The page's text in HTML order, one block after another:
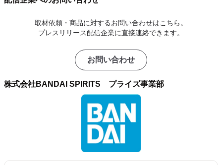
取材依頼・商品に対するお問い合わせはこちら。
プレスリリース配信企業に直接連絡できます。
お問い合わせ
株式会社BANDAI SPIRITS プライズ事業部